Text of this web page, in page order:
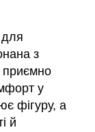
з
приємно
у
фігуру, а
й